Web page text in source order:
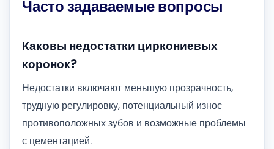
Часто задаваемые вопросы
Каковы недостатки циркониевых
коронок?
Недостатки включают меньшую прозрачность,
трудную регулировку, потенциальный износ
противоположных зубов и возможные проблемы
с цементацией.